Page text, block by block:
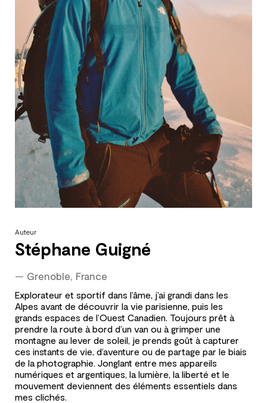
Auteur
Stéphane Guigné
— Grenoble, France
Explorateur et sportif dans l’âme, j’ai grandi dans les
Alpes avant de découvrir la vie parisienne, puis les
grands espaces de l’Ouest Canadien. Toujours prêt à
prendre la route à bord d’un van ou à grimper une
montagne au lever de soleil, je prends goût à capturer
ces instants de vie, d’aventure ou de partage par le biais
de la photographie. Jonglant entre mes appareils
numériques et argentiques, la lumière, la liberté et le
mouvement deviennent des éléments essentiels dans
mes clichés.